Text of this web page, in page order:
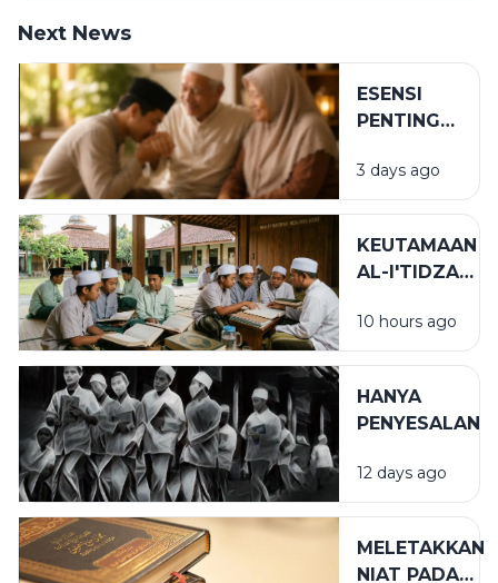
Next News
ESENSI
PENTING
BIRRUL
WALIDAIN
3 days ago
KEUTAMAAN
AL-I'TIDZAR
AFWU
DALAM
SPIRITUAL
10 hours ago
HANYA
PENYESALAN
12 days ago
MELETAKKAN
NIAT PADA